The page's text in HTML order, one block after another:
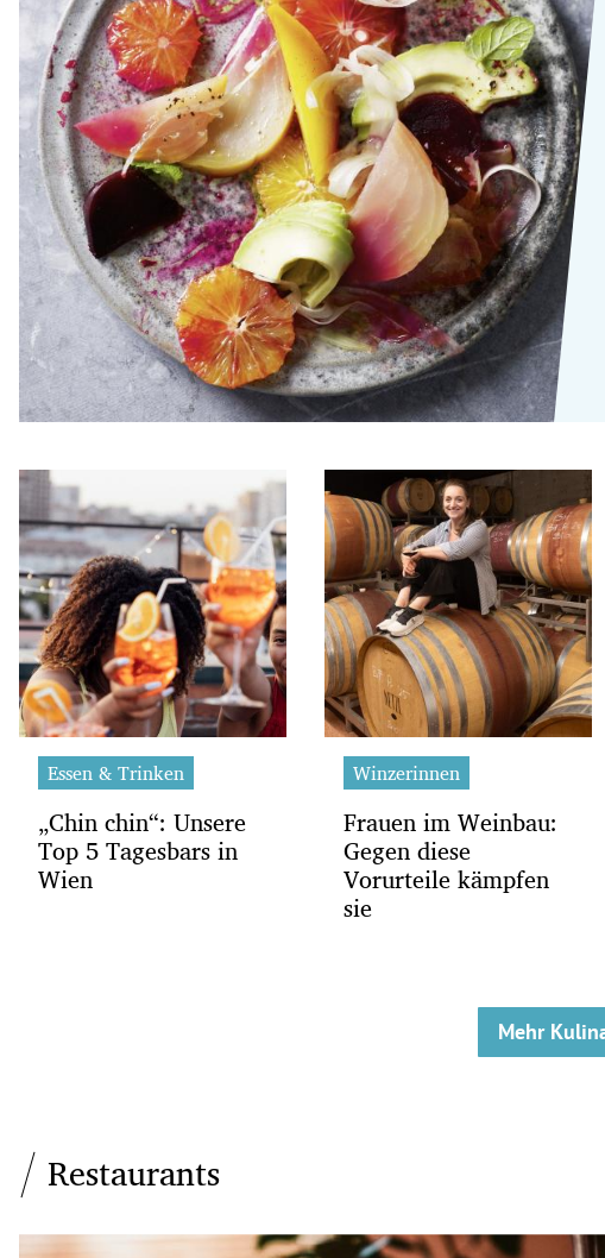
Essen & Trinken
„Chin chin“: Unsere
Top 5 Tagesbars in
Wien
Winzerinnen
Frauen im Weinbau:
Gegen diese
Vorurteile kämpfen
sie
Mehr
Restaurants